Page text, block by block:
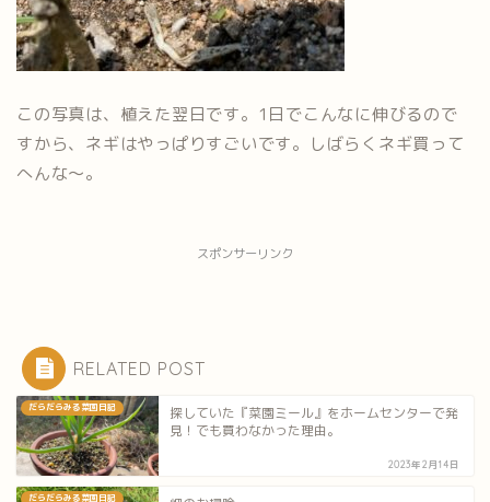
この写真は、植えた翌日です。1日でこんなに伸びるので
すから、ネギはやっぱりすごいです。しばらくネギ買って
へんな～。
スポンサーリンク
RELATED POST
だらだらみる菜園日記
探していた『菜園ミール』をホームセンターで発
見！でも買わなかった理由。
2023年2月14日
だらだらみる菜園日記